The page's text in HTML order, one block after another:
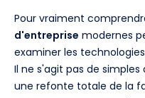
Pour vraiment
d'entreprise modernes
examiner les
Il ne s'agit pas de
une refonte totale de la